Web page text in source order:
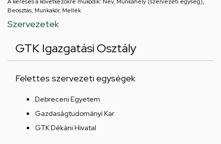
Beosztás, Munkakör, Mellék
Szervezetek
GTK Igazgatási Osztály
Felettes szervezeti egységek
Debreceni Egyetem
Gazdaságtudományi Kar
GTK Dékáni Hivatal